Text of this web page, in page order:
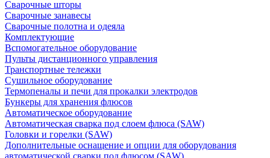
Сварочные шторы
Сварочные занавесы
Сварочные полотна и одеяла
Комплектующие
Вспомогательное оборудование
Пульты дистанционного управления
Транспортные тележки
Сушильное оборудование
Термопеналы и печи для прокалки электродов
Бункеры для хранения флюсов
Автоматическое оборудование
Автоматическая сварка под слоем флюса (SAW)
Головки и горелки (SAW)
Дополнительные оснащение и опции для оборудования
автоматической сварки под флюсом (SAW)